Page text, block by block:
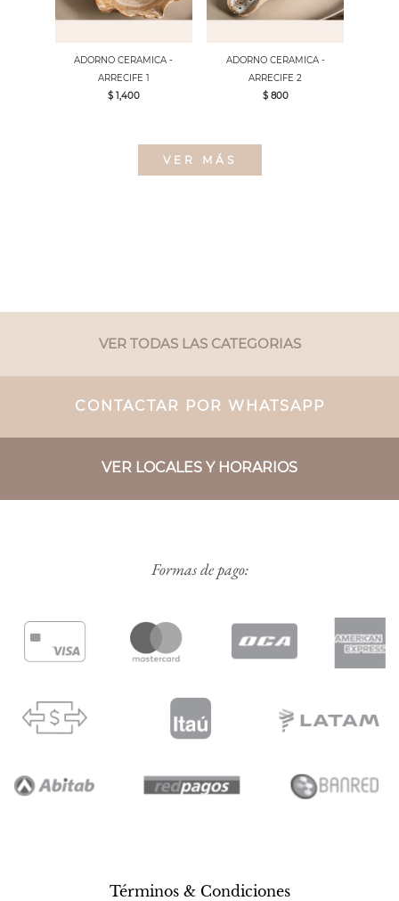
ADORNO CERAMICA -
ARRECIFE 1
$ 1,400
ADORNO CERAMICA -
ARRECIFE 2
$ 800
VER MÁS
VER TODAS LAS CATEGORIAS
CONTACTAR POR WHATSAPP
VER LOCALES Y HORARIOS
Formas de pago:
Términos & Condiciones